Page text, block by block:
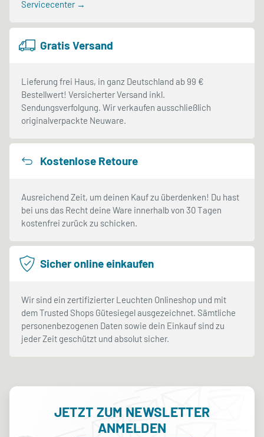
Servicecenter →
Gratis Versand
Lieferung frei Haus, in ganz Deutschland ab 99 €
Bestellwert! Versicherter Versand inkl.
Sendungsverfolgung. Wir verkaufen ausschließlich
originalverpackte Neuware.
Kostenlose Retoure
Ausreichend Zeit, um deinen Kauf zu überdenken! Du hast
bei uns das Recht deine Ware innerhalb von 30 Tagen
kostenfrei zurück zu schicken.
Sicher online einkaufen
Wir sind ein zertifizierter Leuchten Onlineshop und mit
dem Trusted Shops Gütesiegel ausgezeichnet. Sämtliche
personenbezogenen Daten sowie dein Einkauf sind zu
jeder Zeit geschützt und absolut sicher.
JETZT ZUM NEWSLETTER
ANMELDEN